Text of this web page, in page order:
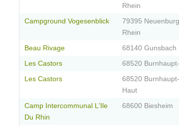
Rhein
Campground Vogesenblick
79395
Rhein
Beau Rivage 68140 Gunsbach
Les Castors 68520
Les Castors
68520
Haut
Camp Intercommunal L'Ile
Du Rhin
68600 Biesheim